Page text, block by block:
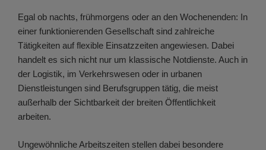
Egal ob nachts, frühmorgens oder an den Wochenenden: In
einer funktionierenden Gesellschaft sind zahlreiche
Tätigkeiten auf flexible Einsatzzeiten angewiesen. Dabei
handelt es sich nicht nur um klassische Notdienste. Auch in
der Logistik, im Verkehrswesen oder in urbanen
Dienstleistungen sind Berufsgruppen tätig, die meist
außerhalb der Sichtbarkeit der breiten Öffentlichkeit
arbeiten.
Ungewöhnliche Arbeitszeiten stellen dabei besondere